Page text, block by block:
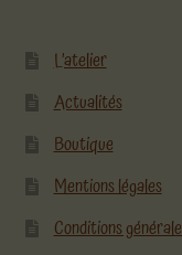
L’atelier
Actualités
Boutique
Mentions légales
Conditions